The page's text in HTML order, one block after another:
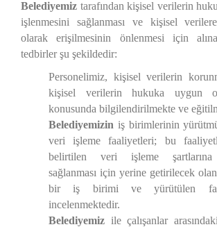
Belediyemiz tarafından kişisel verilerin
işlenmesini sağlanması ve kişisel
olarak erişilmesinin önlenmesi için
tedbirler şu şekildedir:
Personelimiz, kişisel verilerin
kişisel verilerin hukuka uygun
konusunda bilgilendirilmekte ve
Belediyemizin iş birimlerinin
veri işleme faaliyetleri; bu
belirtilen veri işleme şartlarına
sağlanması için yerine getirilecek
bir iş birimi ve yürütülen
incelenmektedir.
Belediyemiz ile çalışanlar